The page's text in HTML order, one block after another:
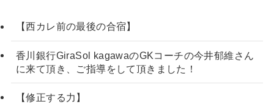
【西カレ前の最後の合宿】
香川銀行GiraSol kagawaのGKコーチの今井郁維さん
に来て頂き、ご指導をして頂きました！
【修正する力】